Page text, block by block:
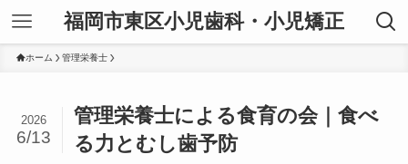
福岡市東区小児歯科・小児矯正
ホーム 管理栄養士
管理栄養士による食育の会｜食べ
る力とむし歯予防
2026
6/13